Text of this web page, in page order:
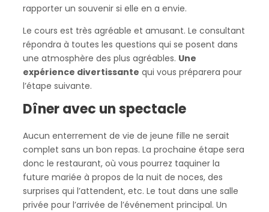
rapporter un souvenir si elle en a envie.
Le cours est très agréable et amusant. Le consultant
répondra à toutes les questions qui se posent dans
une atmosphère des plus agréables. Une
expérience divertissante qui vous préparera pour
l’étape suivante.
Dîner avec un spectacle
Aucun enterrement de vie de jeune fille ne serait
complet sans un bon repas. La prochaine étape sera
donc le restaurant, où vous pourrez taquiner la
future mariée à propos de la nuit de noces, des
surprises qui l’attendent, etc. Le tout dans une salle
privée pour l’arrivée de l’événement principal. Un